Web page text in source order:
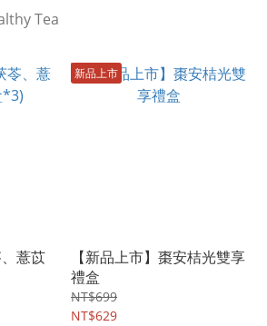
Tea
薏苡
新品上市
【新品上市】棗安桔光雙享
禮盒
NT$699
NT$629